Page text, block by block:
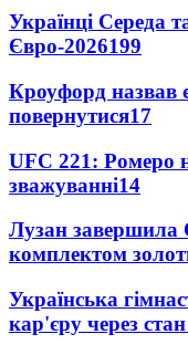
Українці Середа
Євро-2026199
Кроуфорд назвав
повернутися17
UFC 221: Ромеро
зважуванні14
Лузан завершила
комплектом
Українська
кар'єру через